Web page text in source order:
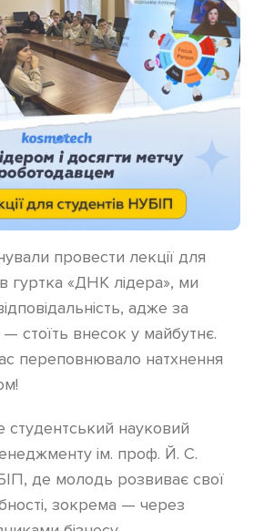
провести лекції для
гуртка «ДНК лідера», ми
адже за
стоїть внесок у майбутнє.
переповнювало натхнення
науковий
ім. проф. Й. С.
де молодь розвиває свої
зокрема — через